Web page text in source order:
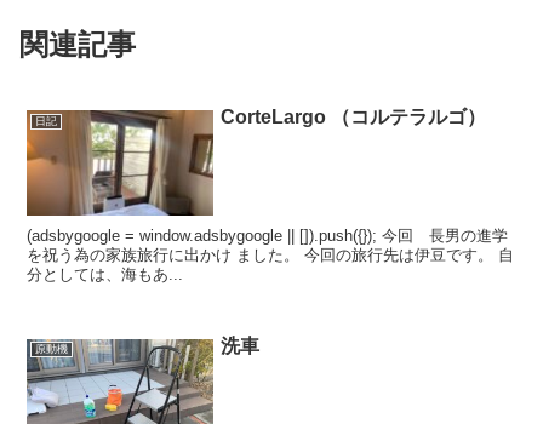
関連記事
日記 CorteLargo （コルテラルゴ）
(adsbygoogle = window.adsbygoogle || []).push({}); 今回 長男の進学
を祝う為の家族旅行に出かけ ました。 今回の旅行先は伊豆です。 自
分としては、海もあ...
原動機 洗車